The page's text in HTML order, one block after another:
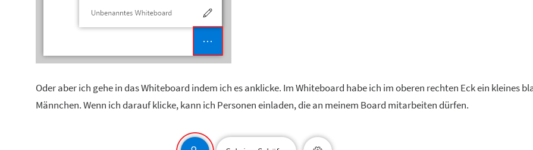
Oder aber ich gehe in das Whiteboard indem ich es anklicke. Im Whiteboard habe ich im oberen rechten Eck ein kleines
Männchen. Wenn ich darauf klicke, kann ich Personen einladen, die an meinem Board mitarbeiten dürfen.